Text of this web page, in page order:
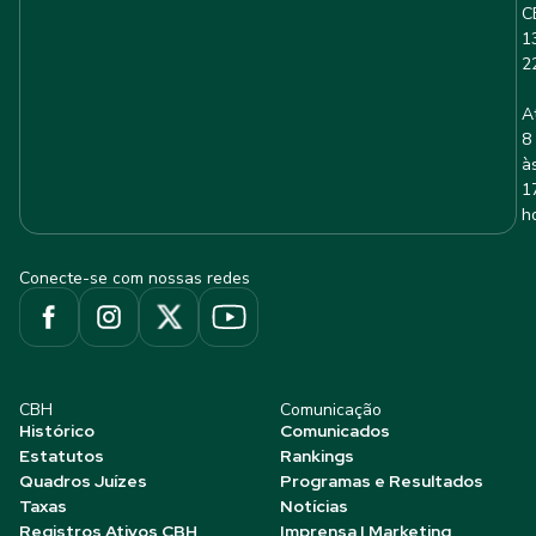
8
Conecte-se com nossas redes
CBH
Histórico
Estatutos
Quadros Juízes
Taxas
Registros Ativos CBH
Comunicação
Comunicados
Rankings
Programas e Resultados
Notícias
Imprensa | Marketing